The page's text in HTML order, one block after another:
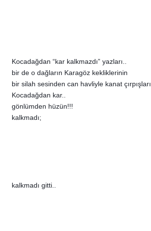
Kocadağdan “kar kalkmazdı” yazları..
bir de o dağların Karagöz kekliklerinin
bir silah sesinden can havliyle kanat çırpışları
Kocadağdan kar..
gönlümden hüzün!!!
kalkmadı;
kalkmadı gitti..